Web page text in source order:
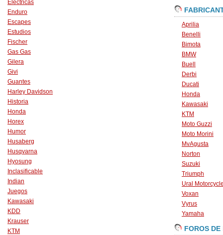
Eléctricas
Enduro
Escapes
Estudios
Fischer
Gas Gas
Gilera
Givi
Guantes
Harley Davidson
Historia
Honda
Horex
Humor
Husaberg
Husqvarna
Hyosung
Inclasificable
Indian
Juegos
Kawasaki
KDD
Krauser
KTM
Aprilia
Benelli
Bimota
BMW
Buell
Derbi
Ducati
Honda
Kawasaki
KTM
Moto Guzzi
Moto Morini
MvAgusta
Norton
Suzuki
Triumph
Ural
Voxan
Vyrus
Yamaha
FOROS DE